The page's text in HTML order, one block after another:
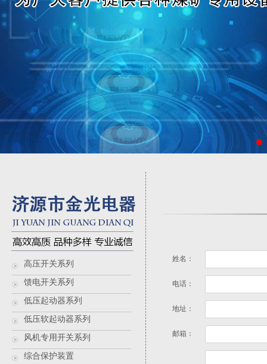
高压开关系列
馈电开关系列
低压起动器系列
低压软起动器系列
风机专用开关系列
综合保护装置
姓名：
电话：
地址：
邮箱：